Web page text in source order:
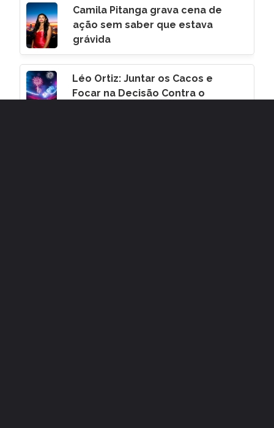
Camila Pitanga grava cena de
ação sem saber que estava
grávida
Léo Ortiz: Juntar os Cacos e
Focar na Decisão Contra o